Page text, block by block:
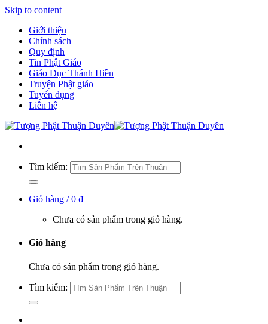
Skip to content
Giới thiệu
Chính sách
Quy định
Tin Phật Giáo
Giáo Dục Thánh Hiền
Truyện Phật giáo
Tuyển dụng
Liên hệ
Tìm kiếm:
Giỏ hàng /0 ₫
Chưa có sản phẩm trong giỏ hàng.
Giỏ hàng
Chưa có sản phẩm trong giỏ hàng.
Tìm kiếm: